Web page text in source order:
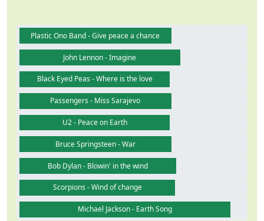
Plastic Ono Band - Give peace a chance
John Lennon - Imagine
Black Eyed Peas - Where is the love
Passengers - Miss Sarajevo
U2 - Peace on Earth
Bruce Springsteen - War
Bob Dylan - Blowin' in the wind
Scorpions - Wind of change
Michael Jackson - Earth Song